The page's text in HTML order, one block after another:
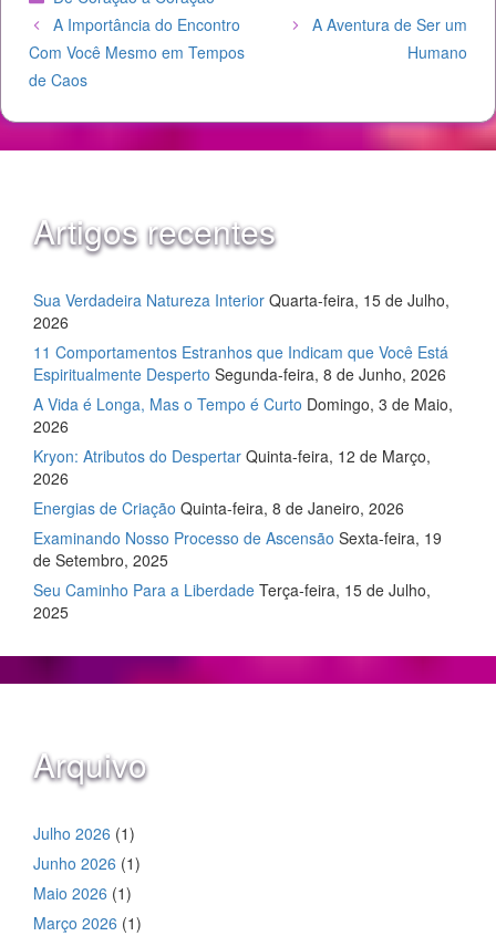
A Importância do Encontro
Com Você Mesmo em Tempos
de Caos
A Aventura de Ser um
Humano
Artigos recentes
Sua Verdadeira Natureza Interior Quarta-feira, 15 de Julho,
2026
11 Comportamentos Estranhos que Indicam que Você Está
Espiritualmente Desperto Segunda-feira, 8 de Junho, 2026
A Vida é Longa, Mas o Tempo é Curto Domingo, 3 de Maio,
2026
Kryon: Atributos do Despertar Quinta-feira, 12 de Março,
2026
Energias de Criação Quinta-feira, 8 de Janeiro, 2026
Examinando Nosso Processo de Ascensão Sexta-feira, 19
de Setembro, 2025
Seu Caminho Para a Liberdade Terça-feira, 15 de Julho,
2025
Arquivo
Julho 2026 (1)
Junho 2026 (1)
Maio 2026 (1)
Março 2026 (1)